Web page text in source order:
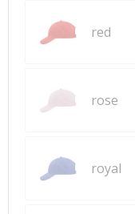
red
rose
royal